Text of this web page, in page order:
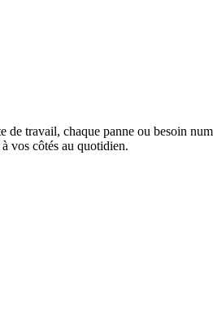
de travail, chaque panne ou besoin
vos côtés au quotidien.